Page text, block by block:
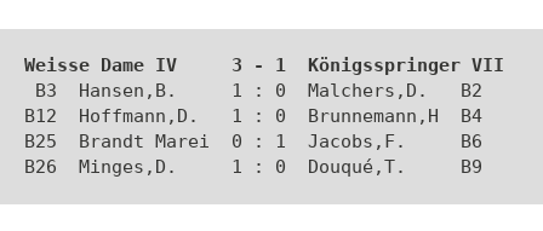
Weisse Dame IV     3 - 1  Königsspringer VII
B3  Hansen,B.     1 : 0  Malchers,D.   B2
B12  Hoffmann,D.   1 : 0  Brunnemann,H  B4
B25  Brandt Marei  0 : 1  Jacobs,F.     B6
B26  Minges,D.     1 : 0  Douqué,T.     B9